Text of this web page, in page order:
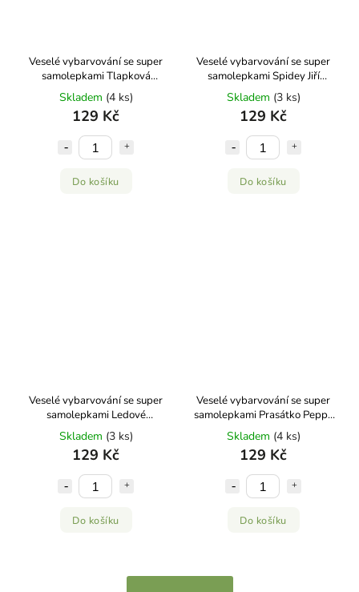
Veselé vybarvování se super
samolepkami Tlapková
patrola Jiří Models
Skladem (4 ks)
129 Kč
Do košíku
Veselé vybarvování se super
samolepkami Spidey Jiří
Models
Skladem (3 ks)
129 Kč
Do košíku
Veselé vybarvování se super
samolepkami Ledové
království Jiří Models
Skladem (3 ks)
129 Kč
Do košíku
Veselé vybarvování se super
samolepkami Prasátko Peppa
Jiří Models
Skladem (4 ks)
129 Kč
Do košíku